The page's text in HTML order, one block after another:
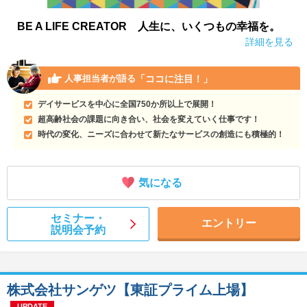
BE A LIFE CREATOR 人生に、いくつもの幸福を。
詳細を見る
人事担当者が語る 「ココに注目！」
デイサービスを中心に全国750か所以上で展開！
超高齢社会の課題に向き合い、社会を変えていく仕事です！
時代の変化、ニーズに合わせて新たなサービスの創造にも積極的！
気になる
セミナー・
説明会予約
エントリー
株式会社サンゲツ【東証プライム上場】